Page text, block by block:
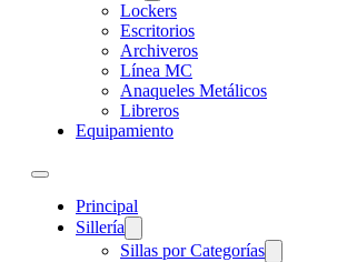
Lockers
Escritorios
Archiveros
Línea MC
Anaqueles Metálicos
Libreros
Equipamiento
Principal
Sillería
Sillas por Categorías